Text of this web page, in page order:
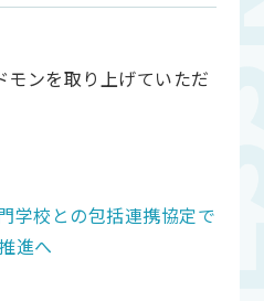
ンを取り上げていただ
学校との包括連携協定で
進へ